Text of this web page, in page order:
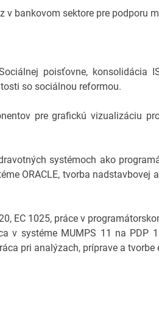
bankovom sektore pre podporu
poisťovne, konsolidácia
so sociálnou reformou.
pre grafickú vizualizáciu
systémoch ako
ORACLE, tvorba nadstavbovej
EC 1025, práce v
v systéme MUMPS 11 na PDP
pri analýzach, príprave a tvorbe